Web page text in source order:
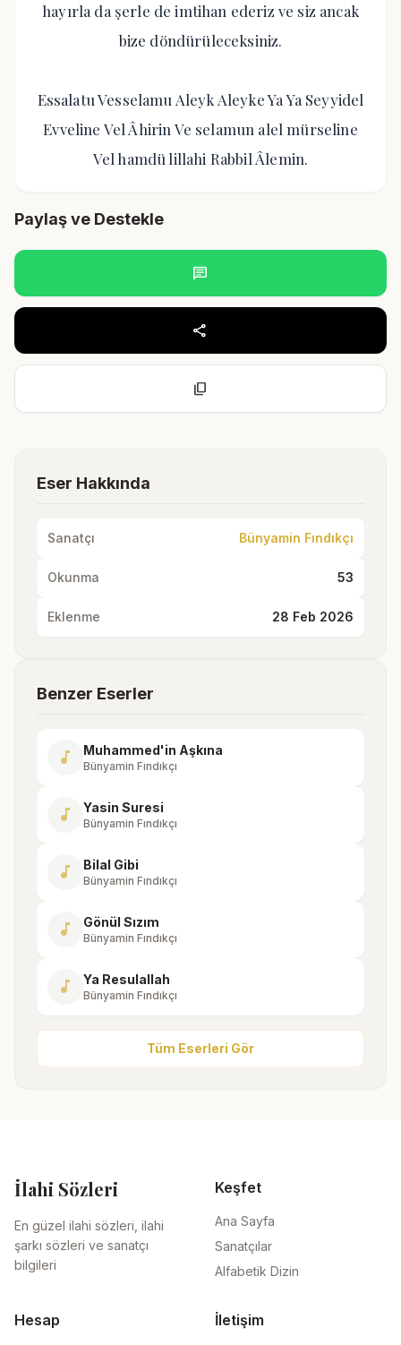
hayırla da şerle de imtihan ederiz ve siz ancak
bize döndürüleceksiniz.
Essalatu Vesselamu Aleyk Aleyke Ya Ya Seyyidel
Evveline Vel Âhirin Ve selamun alel mürseline
Vel hamdü lillahi Rabbil Âlemin.
Paylaş ve Destekle
chat
share
content_copy
Eser Hakkında
Sanatçı Bünyamin Fındıkçı
Okunma 53
Eklenme 28 Feb 2026
Benzer Eserler
music_note Muhammed'in Aşkına
Bünyamin Fındıkçı
music_note Yasin Suresi
Bünyamin Fındıkçı
music_note Bilal Gibi
Bünyamin Fındıkçı
music_note Gönül Sızım
Bünyamin Fındıkçı
music_note Ya Resulallah
Bünyamin Fındıkçı
Tüm Eserleri Gör
İlahi Sözleri
En güzel ilahi sözleri, ilahi
şarkı sözleri ve sanatçı
bilgileri
Keşfet
Ana Sayfa
Sanatçılar
Alfabetik Dizin
Hesap İletişim